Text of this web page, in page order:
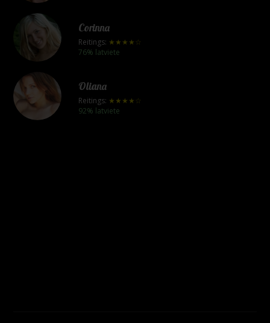
Corinna
Reitings: ★★★★☆
76% latviete
Oliana
Reitings: ★★★★☆
92% latviete